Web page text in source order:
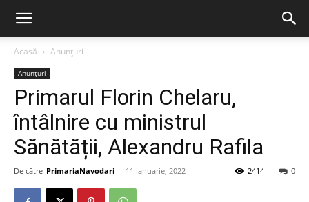
Acasă Anunțuri
Anunțuri
Primarul Florin Chelaru,
întâlnire cu ministrul
Sănătății, Alexandru Rafila
De către PrimariaNavodari - 11 ianuarie, 2022 0
2414